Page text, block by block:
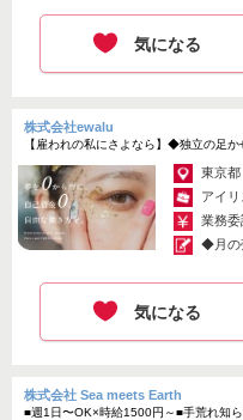
気になる
株式会社ewalu
【雇われの私にさよなら】◆独立の足
東京
アイリ
業務委
気になる
株式会社 Sea meets Earth
■週1日〜OK×時給1500円～■手荒れ知ら